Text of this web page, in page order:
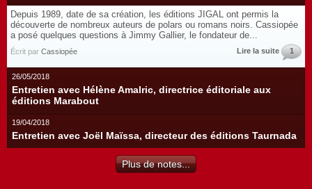
Depuis 1989, date de sa création, les éditions JIGAL ont permis la
découverte de nombreux auteurs de polars ou romans noirs. Cassiopée
a posé quelques questions à Jimmy Gallier, le fondateur de...
Écrit par Cassiopée Lire la suite 1
26/05/2018
Entretien avec Hélène Amalric, directrice éditoriale aux
éditions Marabout
19/04/2018
Entretien avec Joël Maïssa, directeur des éditions Taurnada
Plus de notes...